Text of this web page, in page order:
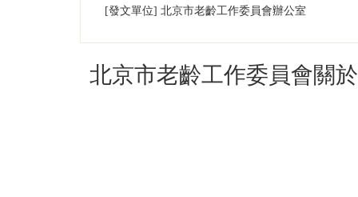
北京要聞
[發文單位] 北京市老齡工作委員會辦公室
北京市老齡工作委員會關